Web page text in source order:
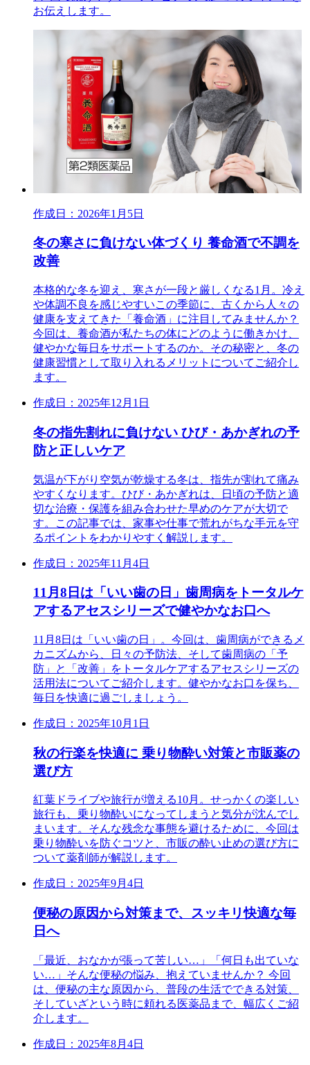
お伝えします。
作成日：2026年1月5日
冬の寒さに負けない体づくり 養命酒で不調を
改善
本格的な冬を迎え、寒さが一段と厳しくなる1月。冷え
や体調不良を感じやすいこの季節に、古くから人々の
健康を支えてきた「養命酒」に注目してみませんか？
今回は、養命酒が私たちの体にどのように働きかけ、
健やかな毎日をサポートするのか。その秘密と、冬の
健康習慣として取り入れるメリットについてご紹介し
ます。
作成日：2025年12月1日
冬の指先割れに負けない ひび・あかぎれの予
防と正しいケア
気温が下がり空気が乾燥する冬は、指先が割れて痛み
やすくなります。ひび・あかぎれは、日頃の予防と適
切な治療・保護を組み合わせた早めのケアが大切で
す。この記事では、家事や仕事で荒れがちな手元を守
るポイントをわかりやすく解説します。
作成日：2025年11月4日
11月8日は「いい歯の日」歯周病をトータルケ
アするアセスシリーズで健やかなお口へ
11月8日は「いい歯の日」。今回は、歯周病ができるメ
カニズムから、日々の予防法、そして歯周病の「予
防」と「改善」をトータルケアするアセスシリーズの
活用法についてご紹介します。健やかなお口を保ち、
毎日を快適に過ごしましょう。
作成日：2025年10月1日
秋の行楽を快適に 乗り物酔い対策と市販薬の
選び方
紅葉ドライブや旅行が増える10月。せっかくの楽しい
旅行も、乗り物酔いになってしまうと気分が沈んでし
まいます。そんな残念な事態を避けるために、今回は
乗り物酔いを防ぐコツと、市販の酔い止めの選び方に
ついて薬剤師が解説します。
作成日：2025年9月4日
便秘の原因から対策まで、スッキリ快適な毎
日へ
「最近、おなかが張って苦しい…」「何日も出ていな
い…」そんな便秘の悩み、抱えていませんか？ 今回
は、便秘の主な原因から、普段の生活でできる対策、
そしていざという時に頼れる医薬品まで、幅広くご紹
介します。
作成日：2025年8月4日